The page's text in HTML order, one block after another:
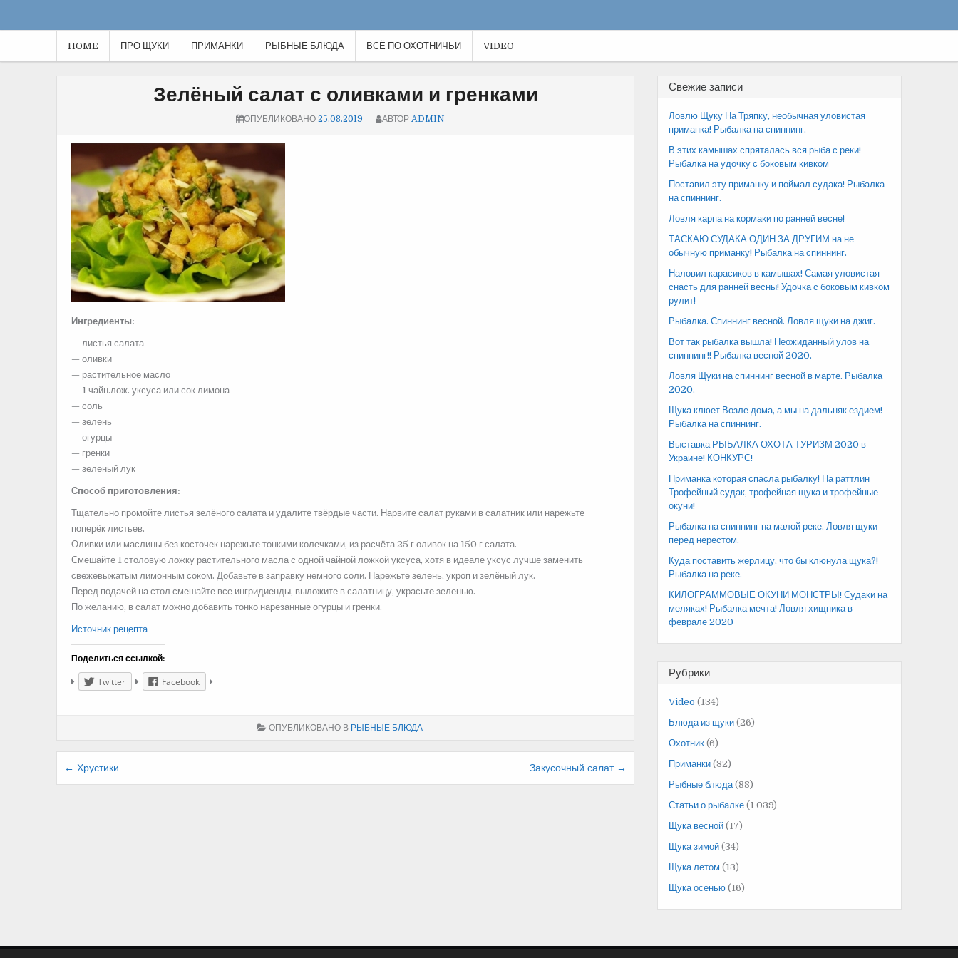
HOME ПРО ЩУКИ ПРИМАНКИ РЫБНЫЕ БЛЮДА ВСЁ ПО ОХОТНИЧЬИ VIDEO
Зелёный салат с оливками и гренками
ОПУБЛИКОВАНО 25.08.2019 АВТОР ADMIN
Ингредиенты:
— листья салата
— оливки
— растительное масло
— 1 чайн.лож. уксуса или сок лимона
— соль
— зелень
— огурцы
— гренки
— зеленый лук
Способ приготовления:
Тщательно промойте листья зелёного салата и удалите твёрдые части. Нарвите салат руками в салатник или нарежьте
поперёк листьев.
Оливки или маслины без косточек нарежьте тонкими колечками, из расчёта 25 г оливок на 150 г салата.
Смешайте 1 столовую ложку растительного масла с одной чайной ложкой уксуса, хотя в идеале уксус лучше заменить
свежевыжатым лимонным соком. Добавьте в заправку немного соли. Нарежьте зелень, укроп и зелёный лук.
Перед подачей на стол смешайте все ингридиенды, выложите в салатницу, украсьте зеленью.
По желанию, в салат можно добавить тонко нарезанные огурцы и гренки.
Источник рецепта
Поделиться ссылкой:
Twitter Facebook
ОПУБЛИКОВАНО В РЫБНЫЕ БЛЮДА
Навигация
← Хрустики Закусочный салат →
Свежие записи
Ловлю Щуку На Тряпку, необычная уловистая
приманка! Рыбалка на спиннинг.
В этих камышах спряталась вся рыба с реки!
Рыбалка на удочку с боковым кивком
Поставил эту приманку и поймал судака! Рыбалка
на спиннинг.
Ловля карпа на кормаки по ранней весне!
ТАСКАЮ СУДАКА ОДИН ЗА ДРУГИМ на не
обычную приманку! Рыбалка на спиннинг.
Наловил карасиков в камышах! Самая уловистая
снасть для ранней весны! Удочка с боковым кивком
рулит!
Рыбалка. Спиннинг весной. Ловля щуки на джиг.
Вот так рыбалка вышла! Неожиданный улов на
спиннинг!! Рыбалка весной 2020.
Ловля Щуки на спиннинг весной в марте. Рыбалка
2020.
Щука клюет Возле дома, а мы на дальняк ездием!
Рыбалка на спиннинг.
Выставка РЫБАЛКА ОХОТА ТУРИЗМ 2020 в
Украине! КОНКУРС!
Приманка которая спасла рыбалку! На раттлин
Трофейный судак, трофейная щука и трофейные
окуни!
Рыбалка на спиннинг на малой реке. Ловля щуки
перед нерестом.
Куда поставить жерлицу, что бы клюнула щука?!
Рыбалка на реке.
КИЛОГРАММОВЫЕ ОКУНИ МОНСТРЫ! Судаки на
меляках! Рыбалка мечта! Ловля хищника в
феврале 2020
Рубрики
Video (134)
Блюда из щуки (26)
Охотник (6)
Приманки (32)
Рыбные блюда(88)
Статьи о рыбалке (1 039)
Щука весной (17)
Щука зимой (34)
Щука летом (13)
Щука осенью (16)